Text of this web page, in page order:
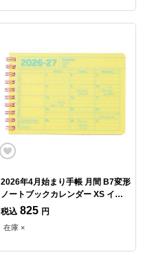
2026年4月始まり手帳 月間 B7変形
ノートブックカレンダー XS イエ
ロー
税込 825 円
在庫 ×